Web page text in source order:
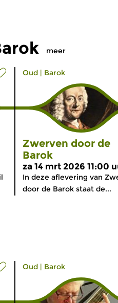
meer
Oud | Barok
Zwerven door de
Barok
za 14 mrt 2026 11:00
In deze aflevering van
door de Barok staat de...
Oud | Barok